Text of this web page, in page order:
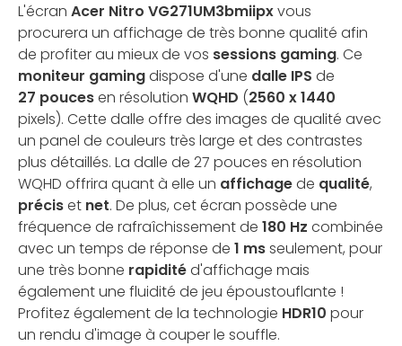
L'écran Acer Nitro VG271UM3bmiipxvous
procurera un affichage de très bonne qualité afin
de profiter au mieux de vos sessions gaming. Ce
moniteur gamingdispose d'une dalle IPS de
27 poucesen résolution WQHD (2560 x 1440
pixels). Cette dalle offre des images de qualité avec
un panel de couleurs très large et des contrastes
plus détaillés. La dalle de 27 pouces en résolution
WQHD offrira quant à elle un affichagede qualité,
préciset net. De plus, cet écran possède une
fréquence de rafraîchissement de 180 Hz combinée
avec un temps de réponse de 1 msseulement, pour
une très bonne rapiditéd'affichage mais
également une fluidité de jeu époustouflante !
Profitez également de la technologie HDR10 pour
un rendu d'image à couper le souffle.